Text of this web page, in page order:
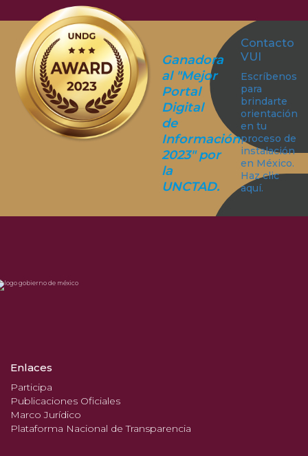
Ganadora
al "Mejor
Portal
Digital
de
Información
2023" por
la
UNCTAD.
Contacto
VUI
Escríbenos
para
brindarte
orientación
en tu
proceso de
instalación
en México.
Haz clic
aquí.
Enlaces
Participa
Publicaciones Oficiales
Marco Jurídico
Plataforma Nacional de Transparencia